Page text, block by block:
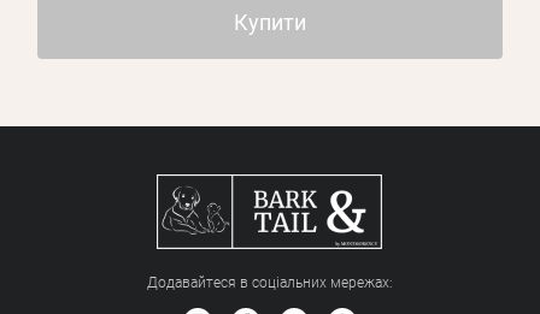
Купити
Додавайтеся в соціальних мережах: